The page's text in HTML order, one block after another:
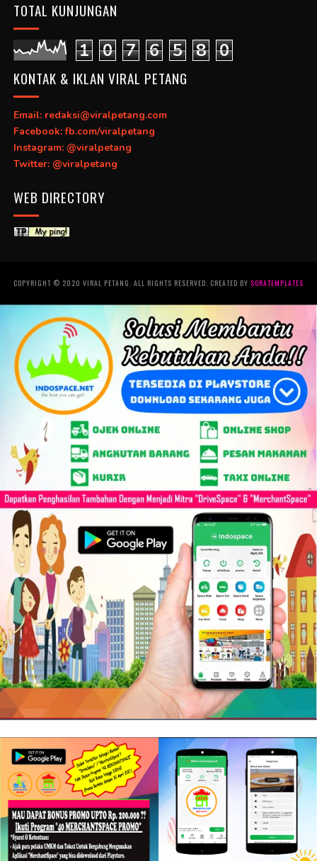
TOTAL KUNJUNGAN
1 0 7 6 5 8 0
KONTAK & IKLAN VIRAL PETANG
Email: redaksi@viralpetang.com
Facebook: fb.com/viralpetang
Instagram: @viralpetang
Twitter: @viralpetang
WEB DIRECTORY
COPYRIGHT © 2020 VIRAL PETANG. ALL RIGHTS RESERVED. CREATED BY SORATEMPLATES